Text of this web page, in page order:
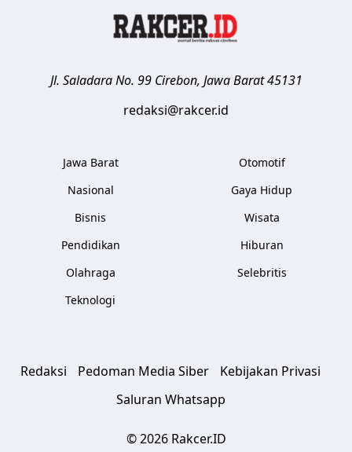
Jl. Saladara No. 99 Cirebon, Jawa Barat 45131
redaksi@rakcer.id
Jawa Barat
Nasional
Bisnis
Pendidikan
Olahraga
Teknologi
Otomotif
Gaya Hidup
Wisata
Hiburan
Selebritis
Redaksi Pedoman Media Siber
Kebijakan Privasi
Saluran Whatsapp
© 2026 Rakcer.ID